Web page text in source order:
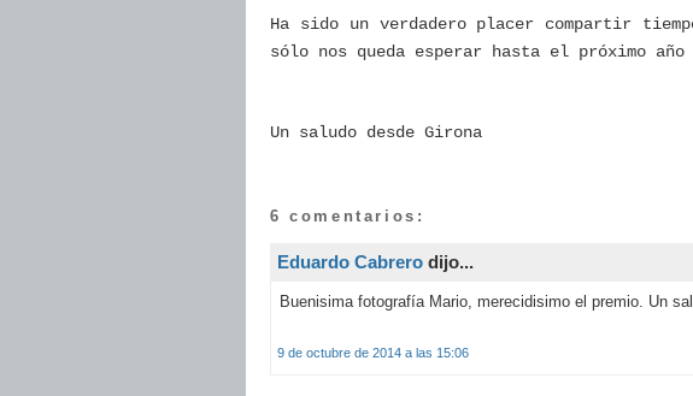
Ha sido un verdadero placer compartir
sólo nos queda esperar hasta el próximo
Un saludo desde Girona
6 comentarios:
Eduardo Cabrero dijo...
Buenisima fotografía Mario, merecidisimo el premio. Un
9 de octubre de 2014 a las 15:06